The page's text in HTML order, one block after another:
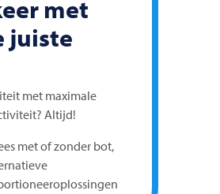
met
juiste
met maximale
Altijd!
met of zonder bot,